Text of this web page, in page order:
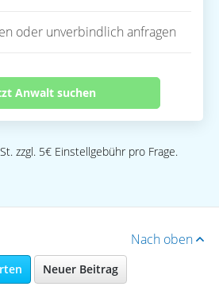
oder unverbindlich anfragen
Anwalt suchen
zzgl. 5€ Einstellgebühr pro Frage.
Nach oben
Neuer Beitrag